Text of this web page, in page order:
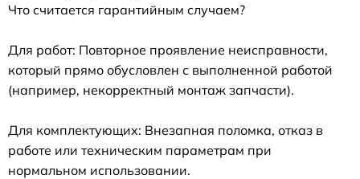
Что считается гарантийным случаем?
Для работ: Повторное проявление неисправности,
который прямо обусловлен с выполненной работой
(например, некорректный монтаж запчасти).
Для комплектующих: Внезапная поломка, отказ в
работе или техническим параметрам при
нормальном использовании.